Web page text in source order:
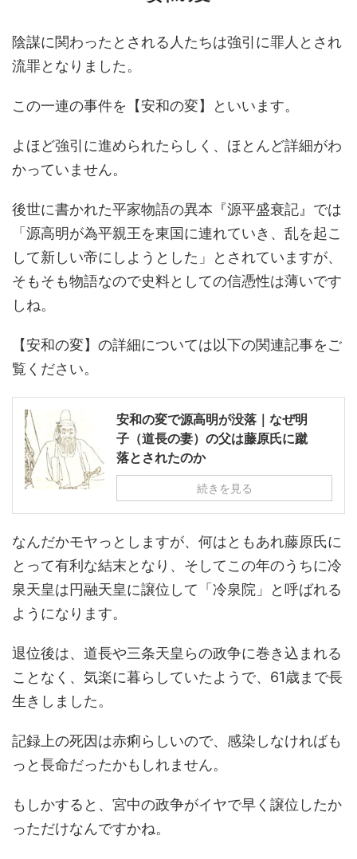
陰謀に関わったとされる人たちは強引に罪人とされ
流罪となりました。
この一連の事件を【安和の変】といいます。
よほど強引に進められたらしく、ほとんど詳細がわ
かっていません。
後世に書かれた平家物語の異本『源平盛衰記』では
「源高明が為平親王を東国に連れていき、乱を起こ
して新しい帝にしようとした」とされていますが、
そもそも物語なので史料としての信憑性は薄いです
しね。
【安和の変】の詳細については以下の関連記事をご
覧ください。
安和の変で源高明が没落｜なぜ明
子（道長の妻）の父は藤原氏に蹴
落とされたのか
続きを見る
なんだかモヤっとしますが、何はともあれ藤原氏に
とって有利な結末となり、そしてこの年のうちに冷
泉天皇は円融天皇に譲位して「冷泉院」と呼ばれる
ようになります。
退位後は、道長や三条天皇らの政争に巻き込まれる
ことなく、気楽に暮らしていたようで、61歳まで長
生きしました。
記録上の死因は赤痢らしいので、感染しなければも
っと長命だったかもしれません。
もしかすると、宮中の政争がイヤで早く譲位したか
っただけなんですかね。